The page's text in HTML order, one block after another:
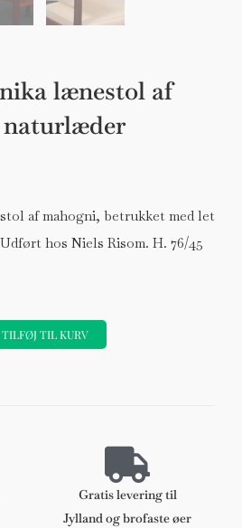
lænestol af
af mahogni, betrukket med let
hos Niels Risom. H. 76/45
TILFØJ TIL KURV
Gratis levering til
Jylland og brofaste øer